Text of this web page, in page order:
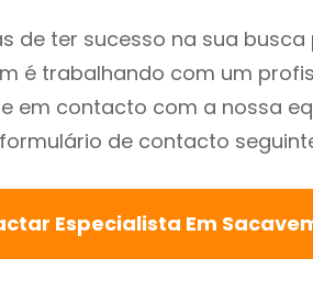
de ter sucesso na sua busca
é trabalhando com um
em contacto com a nossa
de contacto
Especialista Em